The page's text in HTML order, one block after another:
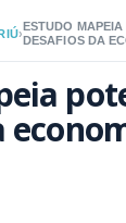
›
ESTUDO
DESAFIOS DA